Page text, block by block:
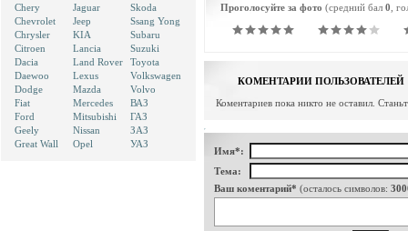
Chery
Chevrolet
Chrysler
Citroen
Dacia
Daewoo
Dodge
Fiat
Ford
Geely
Great Wall
Jaguar
Jeep
KIA
Lancia
Land Rover
Lexus
Mazda
Mercedes
Mitsubishi
Nissan
Opel
Skoda
Ssang Yong
Subaru
Suzuki
Toyota
Volkswagen
Volvo
ВАЗ
ГАЗ
ЗАЗ
УАЗ
Проголосуйте за фото (средний бал 0 ,
КОМЕНТАРИИ ПОЛЬЗОВАТЕЛЕЙ
Коментариев пока никто не оставил.
Имя*:
Тема:
Ваш коментарий* (осталось символов: